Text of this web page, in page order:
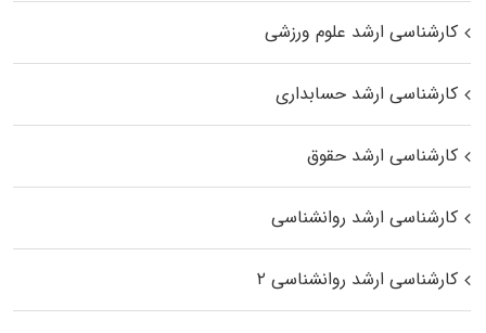
کارشناسی ارشد علوم ورزشی
کارشناسی ارشد حسابداری
کارشناسی ارشد حقوق
کارشناسی ارشد روانشناسی
کارشناسی ارشد روانشناسی ۲